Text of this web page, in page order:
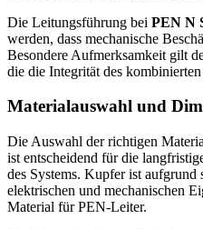
Die Leitungsführung bei PEN N
werden, dass mechanische
Besondere Aufmerksamkeit gilt
die die Integrität des
Materialauswahl und
Die Auswahl der richtigen
ist entscheidend für die
des Systems. Kupfer ist aufgrund
elektrischen und mechanischen
Material für PEN-Leiter.